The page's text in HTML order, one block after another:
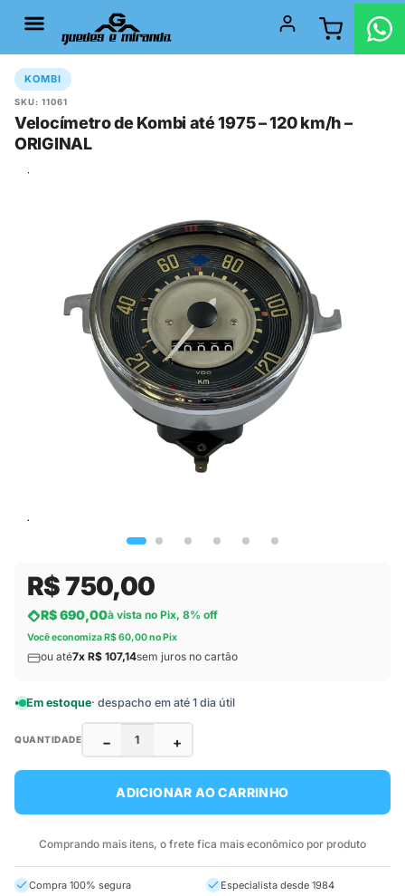
KOMBI
SKU: 11061
Velocímetro de Kombi até 1975 – 120 km/h –
ORIGINAL
R$ 750,00
R$ 690,00à vista no Pix, 8% off
Você economiza R$ 60,00 no Pix
ou até7x R$ 107,14sem juros no cartão
Em estoque· despacho em até 1 dia útil
QUANTIDADE − +
ADICIONAR AO CARRINHO
Comprando mais itens, o frete fica mais econômico por produto
Compra 100% segura
Especialista desde 1984